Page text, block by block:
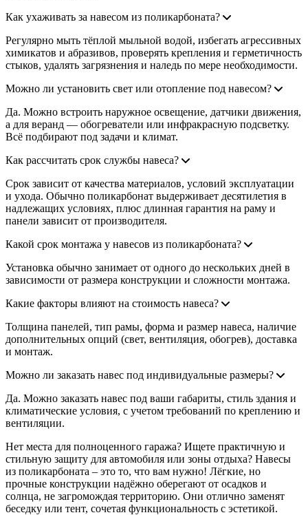
Как ухаживать за навесом из поликарбоната?
Регулярно мыть тёплой мыльной водой, избегать агрессивных
химикатов и абразивов, проверять крепления и герметичность
стыков, удалять загрязнения и наледь по мере необходимости.
Можно ли установить свет или отопление под навесом?
Да. Можно встроить наружное освещение, датчики движения,
а для веранд — обогреватели или инфракрасную подсветку.
Всё подбирают под задачи и климат.
Как рассчитать срок службы навеса?
Срок зависит от качества материалов, условий эксплуатации
и ухода. Обычно поликарбонат выдерживает десятилетия в
надлежащих условиях, плюс длинная гарантия на раму и
панели зависит от производителя.
Какой срок монтажа у навесов из поликарбоната?
Установка обычно занимает от одного до нескольких дней в
зависимости от размера конструкции и сложности монтажа.
Какие факторы влияют на стоимость навеса?
Толщина панелей, тип рамы, форма и размер навеса, наличие
дополнительных опций (свет, вентиляция, обогрев), доставка
и монтаж.
Можно ли заказать навес под индивидуальные размеры?
Да. Можно заказать навес под ваши габариты, стиль здания и
климатические условия, с учетом требований по креплению и
вентиляции.
Нет места для полноценного гаража? Ищете практичную и
стильную защиту для автомобиля или зоны отдыха? Навесы
из поликарбоната – это то, что вам нужно! Лёгкие, но
прочные конструкции надёжно оберегают от осадков и
солнца, не загромождая территорию. Они отлично заменят
беседку или тент, сочетая функциональность с эстетикой.